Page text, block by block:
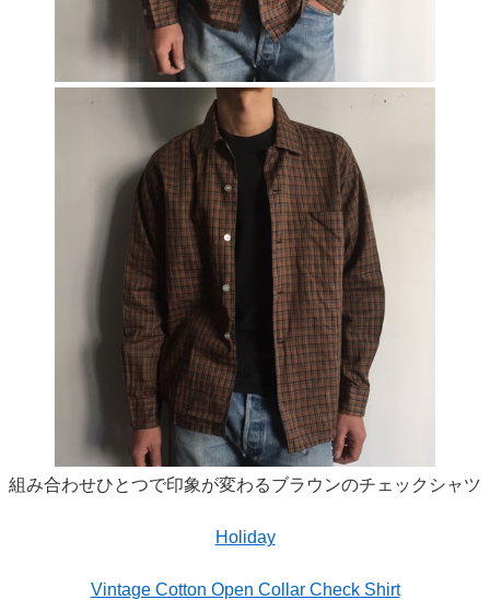
組み合わせひとつで印象が変わるブラウンのチェックシャツ
Holiday
Vintage Cotton Open Collar Check Shirt